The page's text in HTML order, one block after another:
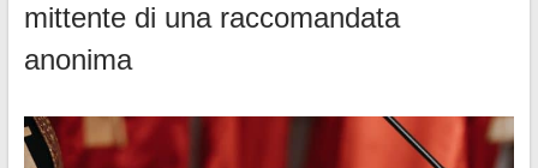
mittente di una raccomandata
anonima